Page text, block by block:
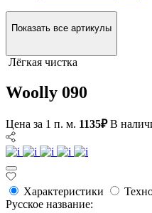
Показать все артикулы
Лёгкая чистка
Woolly 090
Цена за 1 п. м. 1135₽ В
Характеристики
Русское название: